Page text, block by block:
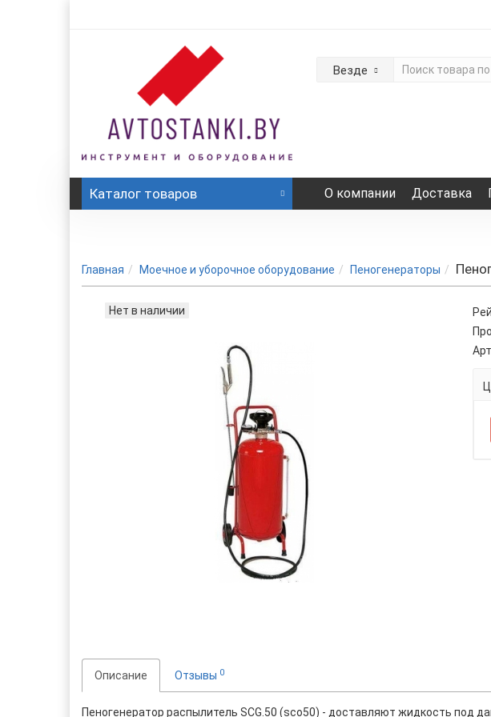
Везде
Каталог товаров О компании Доставка
Главная Моечное и уборочное оборудование Пеногенераторы
Нет в наличии
Описание Отзывы 0
Пеногенератор распылитель SCG.50 (sco50) - доставляют жидкость под